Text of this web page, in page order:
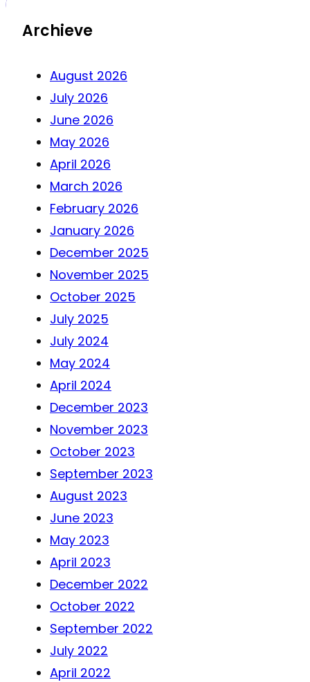
Archieve
August 2026
July 2026
June 2026
May 2026
April 2026
March 2026
February 2026
January 2026
December 2025
November 2025
October 2025
July 2025
July 2024
May 2024
April 2024
December 2023
November 2023
October 2023
September 2023
August 2023
June 2023
May 2023
April 2023
December 2022
October 2022
September 2022
July 2022
April 2022